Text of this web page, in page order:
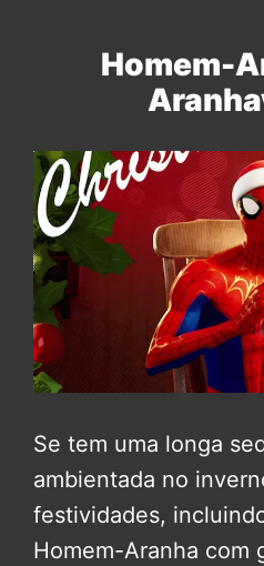
Homem-
Se tem uma longa
ambientada no
festividades,
Homem-Aranha com